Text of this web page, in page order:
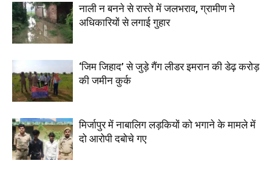
नाली न बनने से रास्ते में जलभराव, ग्रामीण ने
अधिकारियों से लगाई गुहार
‘जिम जिहाद’ से जुड़े गैंग लीडर इमरान की डेढ़ करोड़
की जमीन कुर्क
मिर्जापुर में नाबालिग लड़कियों को भगाने के मामले में
दो आरोपी दबोचे गए